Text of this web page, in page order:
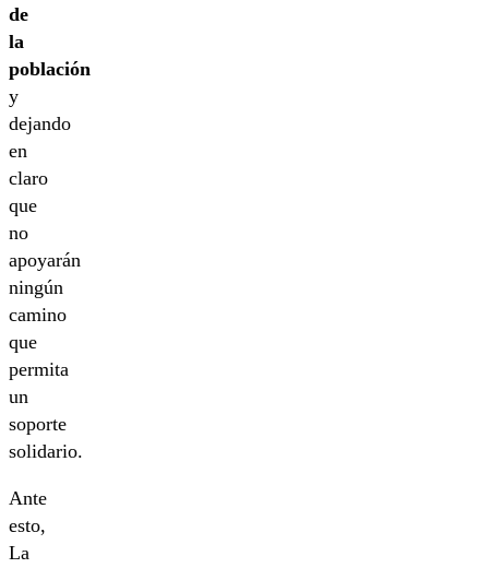
de
la
población
y
dejando
en
claro
que
no
apoyarán
ningún
camino
que
permita
un
soporte
solidario.
Ante
esto,
La